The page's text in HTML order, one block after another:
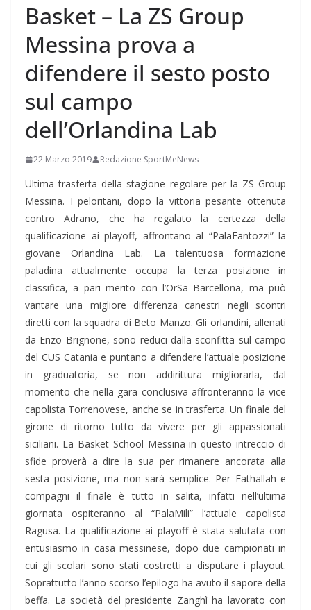
Basket – La ZS Group
Messina prova a
difendere il sesto posto
sul campo
dell’Orlandina Lab
22 Marzo 2019 Redazione SportMeNews
Ultima trasferta della stagione regolare per la ZS Group
Messina. I peloritani, dopo la vittoria pesante ottenuta
contro Adrano, che ha regalato la certezza della
qualificazione ai playoff, affrontano al “PalaFantozzi” la
giovane Orlandina Lab. La talentuosa formazione
paladina attualmente occupa la terza posizione in
classifica, a pari merito con l’OrSa Barcellona, ma può
vantare una migliore differenza canestri negli scontri
diretti con la squadra di Beto Manzo. Gli orlandini, allenati
da Enzo Brignone, sono reduci dalla sconfitta sul campo
del CUS Catania e puntano a difendere l’attuale posizione
in graduatoria, se non addirittura migliorarla, dal
momento che nella gara conclusiva affronteranno la vice
capolista Torrenovese, anche se in trasferta. Un finale del
girone di ritorno tutto da vivere per gli appassionati
siciliani. La Basket School Messina in questo intreccio di
sfide proverà a dire la sua per rimanere ancorata alla
sesta posizione, ma non sarà semplice. Per Fathallah e
compagni il finale è tutto in salita, infatti nell’ultima
giornata ospiteranno al “PalaMili” l’attuale capolista
Ragusa. La qualificazione ai playoff è stata salutata con
entusiasmo in casa messinese, dopo due campionati in
cui gli scolari sono stati costretti a disputare i playout.
Soprattutto l’anno scorso l’epilogo ha avuto il sapore della
beffa. La società del presidente Zanghì ha lavorato con